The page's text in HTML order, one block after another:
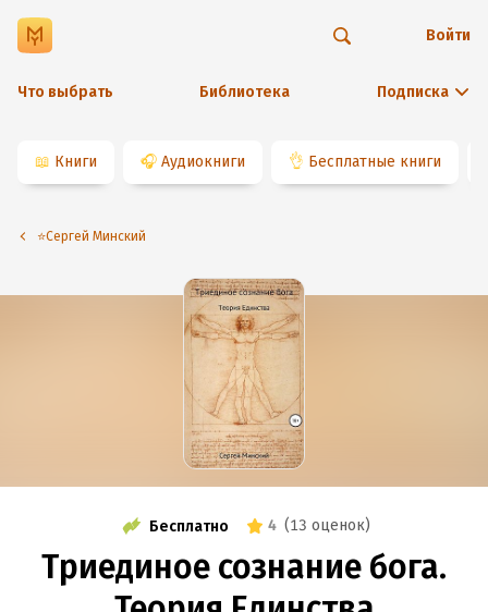
Что выбрать Библиотека Подписка
Войти
📖 Книги 🎧 Аудиокниги 👌 Бесплатные книги
⭐️Сергей Минский
Бесплатно 4 (13 оценок)
Триединое сознание бога.